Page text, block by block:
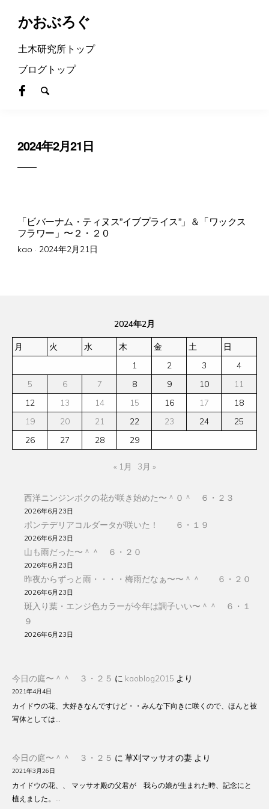
かおぶろぐ
土木研究所トップ
ブログトップ
2024年2月21日
「ビバーナム・ティヌス”イブプライス”」＆「ワックス
フラワー」〜２・２０
kao · Posted
2024年2月21日
2024年2月
月 火 水 木 金 土
日
1
2 3
4
5
6 7 8 9 10
11
12
13 14 15 16 17
18
19
20 21 22 23 24
25
26
27 28 29
« 1月 3月 »
西洋ニンジンボクの花が咲き始めた〜＾０＾ ６・２３
2026年6月23日
ポンテデリアコルダータが咲いた！ ６・１９
2026年6月23日
山も雨だった〜＾＾ ６・２０
2026年6月23日
昨夜からずっと雨・・・・梅雨だなぁ〜〜＾＾ ６・２０
2026年6月23日
斑入り葉・エンジ色カラーが今年は調子いい〜＾＾ ６・１
９
2026年6月23日
今日の庭〜＾＾ ３・２５ に kaoblog2015 より
2021年4月4日
カイドウの花、大好きなんですけど・・みんな下向きに咲くので、ほんと被
写体としては…
今日の庭〜＾＾ ３・２５ に 草刈マッサオの妻 より
2021年3月26日
カイドウの花、、 マッサオ殿の父君が 我らの娘が生まれた時、記念にと
植えました。…